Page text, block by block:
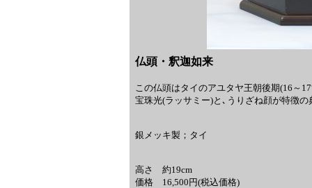
仏頭・釈迦如来
この仏頭はタイのアユタヤ王朝後期(16～
宝珠光(ラッサミー)と､うりざね顔が特徴
銀メッキ製；タイ
高さ 約19cm
価格 16,500円(税込価格)